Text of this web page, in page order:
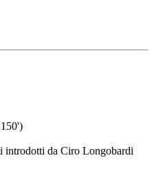
introdotti da Ciro Longobardi